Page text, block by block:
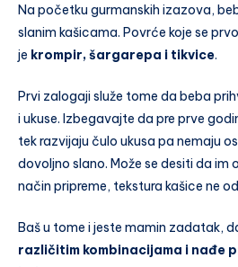
Na početku gurmanskih izazova,
slanim kašicama. Povrće koje se
je krompir, šargarepa i tikvice.
Prvi zalogaji služe tome da beba
i ukuse. Izbegavajte da pre prve
tek razvijaju čulo ukusa pa nemaju
dovoljno slano. Može se desiti da im
način pripreme, tekstura kašice ne
Baš u tome i jeste mamin zadatak,
različitim kombinacijama i nađe